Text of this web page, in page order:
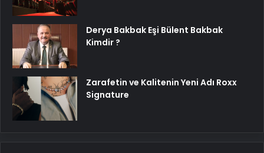
Derya Bakbak Eşi Bülent Bakbak
Kimdir ?
Zarafetin ve Kalitenin Yeni Adı Roxx
Signature